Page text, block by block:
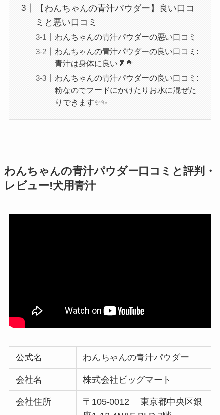
【わんちゃんの青汁パウダー】良い口コ
ミと悪い口コミ
わんちゃんの青汁パウダーの悪い口コミ
わんちゃんの青汁パウダーの良い口コミ:
青汁は身体に良い🥬🥦
わんちゃんの青汁パウダーの良い口コミ:
粉なのでフードにかけたりお水に混ぜた
りできます✨✨
わんちゃんの青汁パウダー口コミと評判・
レビュー!犬用青汁
公式名 わんちゃんの青汁パウダー
会社名 株式会社ビッグマート
会社住所
〒105-0012 東京都中央区銀